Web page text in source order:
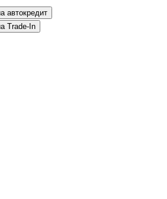
на автокредит
на Trade-In